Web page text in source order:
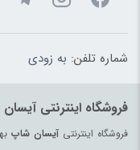
شماره تلفن: به زودی
فروشگاه اینترنتی
فروشگاه اینترنتیآیسان شاپ